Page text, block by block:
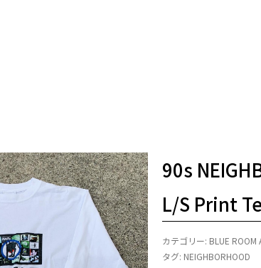
90s
L/S Print
カテゴリー: BLUE ROOM
タグ: NEIGHBORHOOD